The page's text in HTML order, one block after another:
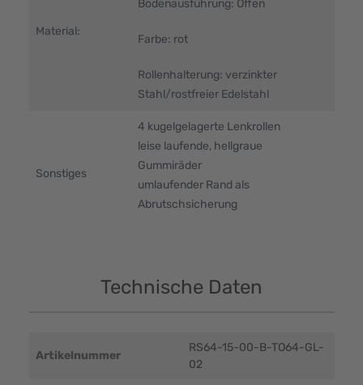
Material:
Bodenausführung: Offen
Farbe: rot
Rollenhalterung: verzinkter
Stahl/rostfreier Edelstahl
Sonstiges
4 kugelgelagerte Lenkrollen
leise laufende, hellgraue
Gummiräder
umlaufender Rand als
Abrutschsicherung
Technische Daten
Artikelnummer
RS64-15-00-B-TO64-GL-
02